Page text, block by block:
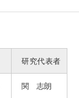
研究代表者
関 志朗